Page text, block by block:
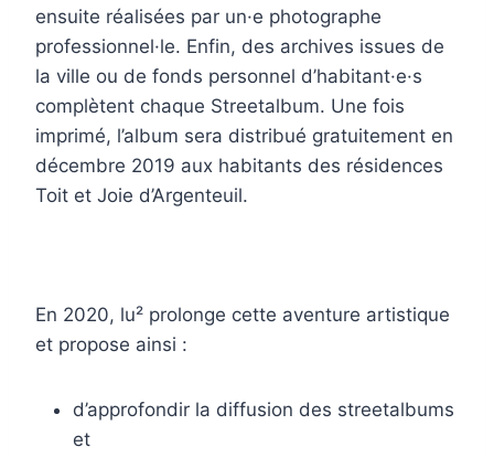
ensuite réalisées par un·e photographe
professionnel·le. Enfin, des archives issues de
la ville ou de fonds personnel d’habitant·e·s
complètent chaque Streetalbum. Une fois
imprimé, l’album sera distribué gratuitement en
décembre 2019 aux habitants des résidences
Toit et Joie d’Argenteuil.
En 2020, lu² prolonge cette aventure artistique
et propose ainsi :
d’approfondir la diffusion des streetalbums
et